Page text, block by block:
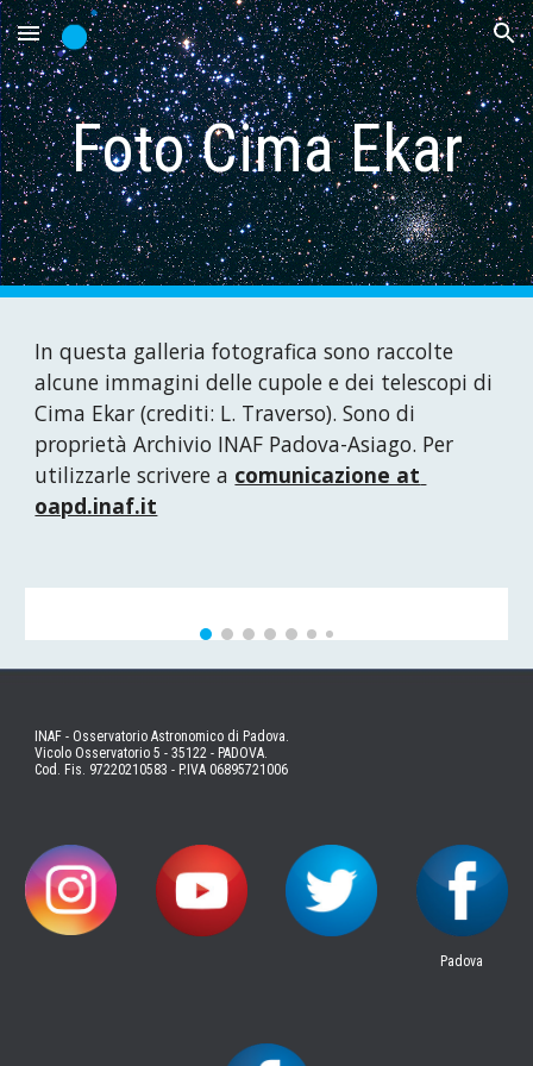
Skip to main content Skip to navigation
Foto Cima Ekar
In questa galleria fotografica sono raccolte
alcune immagini delle cupole e dei telescopi di
Cima Ekar (crediti: L. Traverso). Sono di
proprietà Archivio INAF Padova-Asiago. Per
utilizzarle scrivere a comunicazione at
oapd.inaf.it
INAF - Osservatorio Astronomico di Padova.
Vicolo Osservatorio 5 - 35122 - PADOVA.
Cod. Fis. 97220210583 - P.IVA 06895721006
Padova